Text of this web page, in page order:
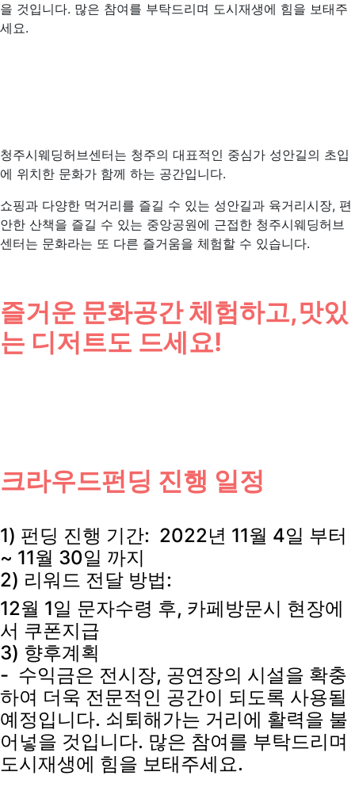
을 것입니다. 많은 참여를 부탁드리며 도시재생에 힘을 보태주
세요.
청주시웨딩허브센터는 청주의 대표적인 중심가 성안길의 초입
에 위치한 문화가 함께 하는 공간입니다.
쇼핑과 다양한 먹거리를 즐길 수 있는 성안길과 육거리시장, 편
안한 산책을 즐길 수 있는 중앙공원에 근접한 청주시웨딩허브
센터는 문화라는 또 다른 즐거움을 체험할 수 있습니다.
즐거운 문화공간 체험하고,맛있
는 디저트도 드세요!
크라우드펀딩 진행 일정
1) 펀딩 진행 기간: 2022년 11월 4일 부터
~ 11월 30일 까지
2) 리워드 전달 방법:
12월 1일 문자수령 후, 카페방문시 현장에
서 쿠폰지급
3) 향후계획
- 수익금은 전시장, 공연장의 시설을 확충
하여 더욱 전문적인 공간이 되도록 사용될
예정입니다. 쇠퇴해가는 거리에 활력을 불
어넣을 것입니다. 많은 참여를 부탁드리며
도시재생에 힘을 보태주세요.